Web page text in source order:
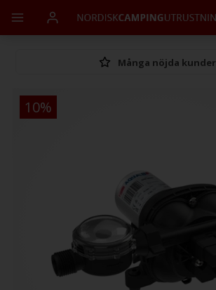
Många nöjda kunder
10%